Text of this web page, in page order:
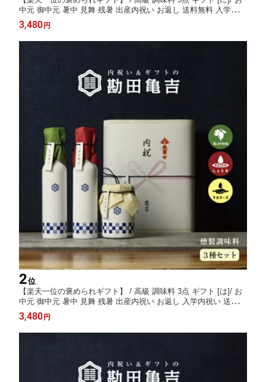
中元 御中元 暑中 見舞 残暑 出産内祝い お返し 送料無料 入学内祝
い 内祝い 出産祝い 結婚内祝い 結婚祝い 出産 結婚 新築内祝い 新
築祝い お礼 3000円 ギフトセット おしゃれ 高級感 人気
3,480 円
2位
【楽天一位の褒められギフト】 / 高級 調味料 3点 ギフト [は]/ お
中元 御中元 暑中 見舞 残暑 出産内祝い お返し 入学内祝い 送料無
料 内祝い 出産祝い 結婚内祝い 結婚祝い 出産 結婚 新築内祝い 新
築祝い お礼 3000円 ギフトセット おしゃれ 高級感 人気
3,480 円